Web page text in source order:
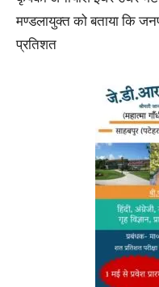
मण्डलायुक्त को बताया कि
प्रतिशत